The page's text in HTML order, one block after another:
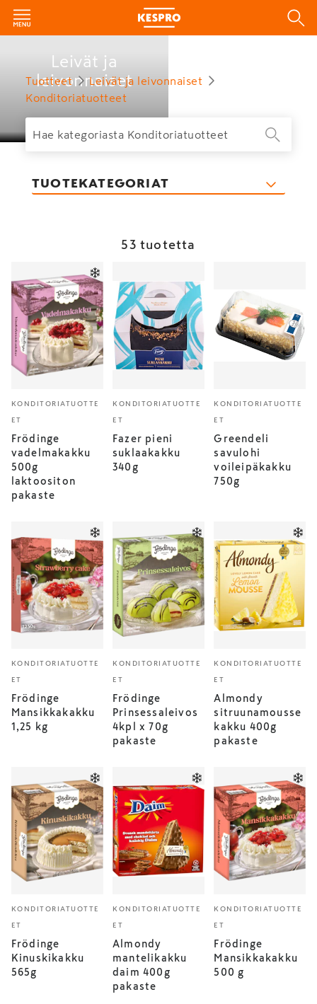
Leivät ja
leivonnaiset
Tuotteet
Leivät ja leivonnaiset
Konditoriatuotteet
TUOTEKATEGORIAT
53 tuotetta
KONDITORIATUOTTE
ET
Frödinge
vadelmakakku
500g
laktoositon
pakaste
KONDITORIATUOTTE
ET
Fazer pieni
suklaakakku
340g
KONDITORIATUOTTE
ET
Greendeli
savulohi
voileipäkakku
750g
KONDITORIATUOTTE
ET
Frödinge
Mansikkakakku
1,25 kg
KONDITORIATUOTTE
ET
Frödinge
Prinsessaleivos
4kpl x 70g
pakaste
KONDITORIATUOTTE
ET
Almondy
sitruunamousse
kakku 400g
pakaste
KONDITORIATUOTTE
ET
Frödinge
Kinuskikakku
565g
KONDITORIATUOTTE
ET
Almondy
mantelikakku
daim 400g
pakaste
KONDITORIATUOTTE
ET
Frödinge
Mansikkakakku
500 g